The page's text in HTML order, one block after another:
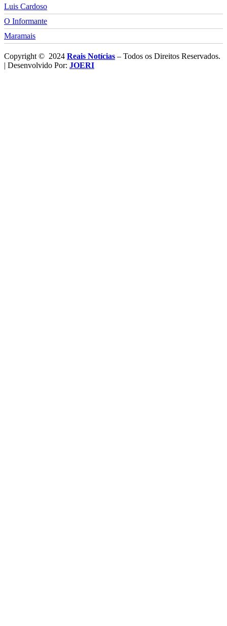
Luis Cardoso
O Informante
Maramais
Copyright © 2024 Reais Notícias – Todos os Direitos Reservados.
| Desenvolvido Por: JOERI